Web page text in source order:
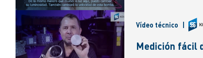
Vídeo técnico |
Medición fácil